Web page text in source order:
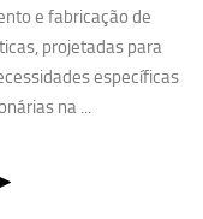
e fabricação de
projetadas para
específicas
na ...